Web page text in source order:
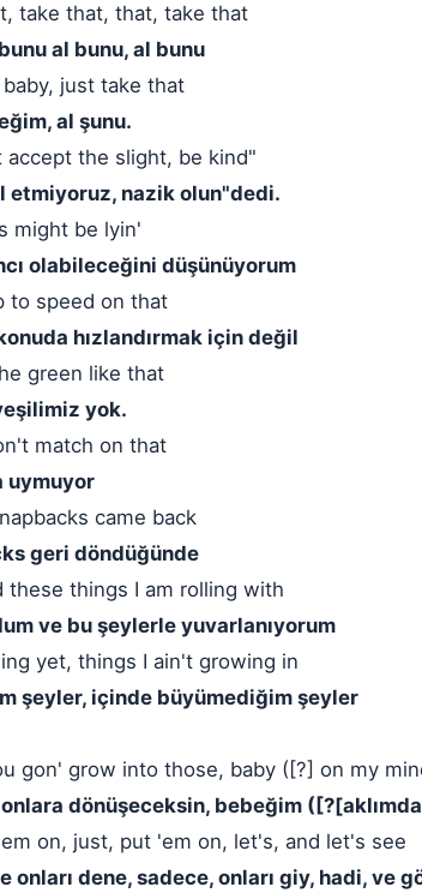
take that, that, take that
al bunu, al bunu
just take that
al şunu.
accept the slight, be kind"
etmiyoruz, nazik olun"dedi.
might be lyin'
olabileceğini düşünüyorum
to speed on that
hızlandırmak için değil
green like that
yok.
match on that
uymuyor
came back
geri döndüğünde
these things I am rolling with
ve bu şeylerle yuvarlanıyorum
yet, things I ain't growing in
şeyler, içinde büyümediğim şeyler
gon' grow into those, baby ([?] on my
dönüşeceksin, bebeğim
on, just, put 'em on, let's, and let's see
onları dene, sadece, onları giy, hadi, ve